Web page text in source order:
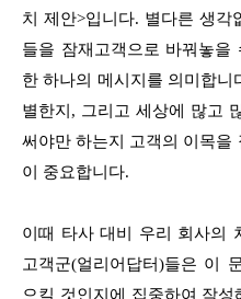
치 제안>입니다. 별다른 생
들을 잠재고객으로 바꿔놓을
한 하나의 메시지를 의미합
별한지, 그리고 세상에 많고
써야만 하는지 고객의 이목을
이 중요합니다.
이때 타사 대비 우리 회사의
고객군(얼리어답터)들은 이
으킬 것인지에 집중하여 작